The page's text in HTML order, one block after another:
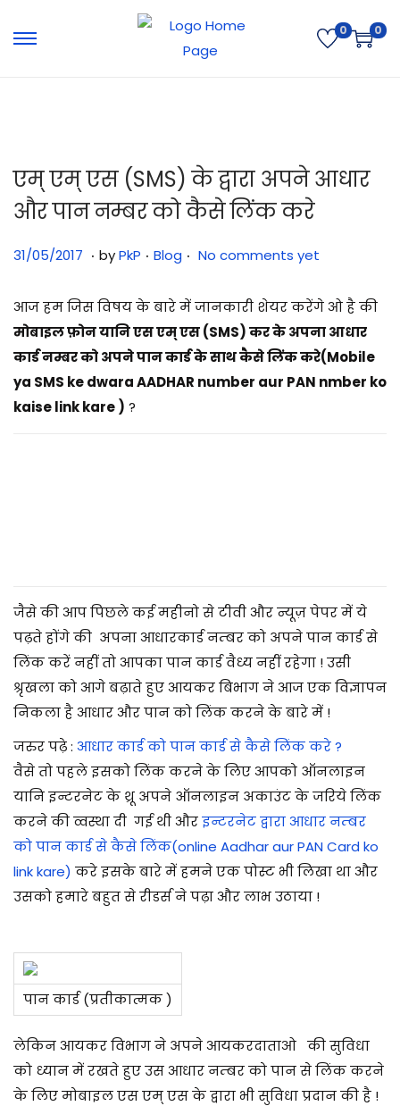
0 0
एम् एम् एस (SMS) के द्वारा अपने आधार
और पान नम्बर को कैसे लिंक करे
Posted on
31/05/2017 3
/
0
7
/
2
. byPkP . Posted in
Blog . No comments yet
आज हम जिस विषय के बारे में जानकारी शेयर करेंगे ओ है की
मोबाइल फ़ोन यानि एस एम् एस (SMS) कर के अपना आधार
कार्ड नम्बर को अपने पान कार्ड के साथ कैसे लिंक करे(Mobile
ya SMS ke dwara AADHAR number aur PAN nmber ko
kaise link kare ) ?
जैसे की आप पिछले कई महीनो से टीवी और न्यूज़ पेपर में ये
पढ़ते होंगे की अपनाआधारकार्ड नम्बर को अपने पान कार्ड से
लिंक करें नहीं तो आपका पान कार्ड वैध्य नहीं रहेगा ! उसी
श्रृखला को आगे बढ़ाते हुए आयकर बिभाग ने आज एक विज्ञापन
निकला है आधार और पान को लिंक करने के बारे में !
जरुर पढ़े : आधार कार्ड को पान कार्ड से कैसे लिंक करे ?
वैसे तो पहले इसको लिंक करने के लिए आपको ऑनलाइन
यानि इन्टरनेट के थ्रू अपने ऑनलाइन अकाउंट के जरिये लिंक
करने की व्वस्था दी गई थी औरइन्टरनेट द्वारा आधार नम्बर
को पान कार्ड से कैसे लिंक(online Aadhar aur PAN Card ko
link kare) करे इसके बारे में हमने एक पोस्ट भी लिखा था और
उसको हमारे बहुत से रीडर्स ने पढ़ा और लाभ उठाया !
पान कार्ड (प्रतीकात्मक )
लेकिन आयकर विभाग ने अपने आयकरदाताओ की सुविधा
को ध्यान में रखते हुए उस आधार नम्बर को पान से लिंक करने
के लिए मोबाइल एस एम् एस के द्वारा भी सुविधा प्रदान की है !